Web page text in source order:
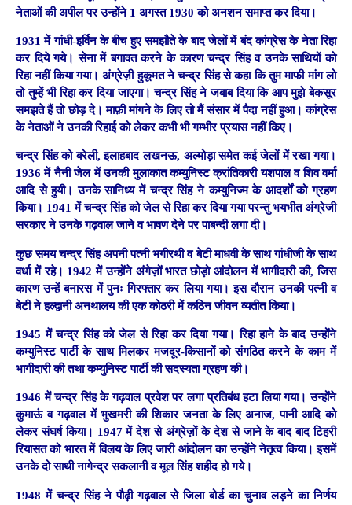
नेताओं की अपील पर उन्होंने 1 अगस्त 1930 को अनशन समाप्त कर दिया।
1931 में गांधी-इर्विन के बीच हुए समझौते के बाद जेलों में बंद कांग्रेस के नेता रिहा
कर दिये गये। सेना में बगावत करने के कारण चन्द्र सिंह व उनके साथियों को
रिहा नहीं किया गया। अंग्रेज़ी हुकूमत ने चन्द्र सिंह से कहा कि तुम माफी मांग लो
तो तुम्हें भी रिहा कर दिया जाएगा। चन्द्र सिंह ने जबाब दिया कि आप मुझे बेकसूर
समझते हैं तो छोड़ दे। माफ़ी मांगने के लिए तो मैं संसार में पैदा नहीं हुआ। कांग्रेस
के नेताओं ने उनकी रिहाई को लेकर कभी भी गम्भीर प्रयास नहीं किए।
चन्द्र सिंह को बरेली, इलाहबाद लखनऊ, अल्मोड़ा समेत कई जेलों में रखा गया।
1936 में नैनी जेल में उनकी मुलाकात कम्युनिस्ट क्रांतिकारी यशपाल व शिव वर्मा
आदि से हुयी। उनके सानिध्य में चन्द्र सिंह ने कम्युनिज्म के आदर्शों को ग्रहण
किया। 1941 में चन्द्र सिंह को जेल से रिहा कर दिया गया परन्तु भयभीत अंग्रेजी
सरकार ने उनके गढ़वाल जाने व भाषण देने पर पाबन्दी लगा दी।
कुछ समय चन्द्र सिंह अपनी पत्नी भगीरथी व बेटी माधवी के साथ गांधीजी के साथ
वर्धा में रहे। 1942 में उन्होंने अंगेज़ों भारत छोड़ो आंदोलन में भागीदारी की, जिस
कारण उन्हें बनारस में पुनः गिरफ्तार कर लिया गया। इस दौरान उनकी पत्नी व
बेटी ने हल्द्वानी अनथालय की एक कोठरी में कठिन जीवन व्यतीत किया।
1945 में चन्द्र सिंह को जेल से रिहा कर दिया गया। रिहा हाने के बाद उन्होंने
कम्युनिस्ट पार्टी के साथ मिलकर मजदूर-किसानों को संगठित करने के काम में
भागीदारी की तथा कम्युनिस्ट पार्टी की सदस्यता ग्रहण की।
1946 में चन्द्र सिंह के गढ़वाल प्रवेश पर लगा प्रतिबंध हटा लिया गया। उन्होंने
कुमाऊं व गढ़वाल में भुखमरी की शिकार जनता के लिए अनाज, पानी आदि को
लेकर संघर्ष किया। 1947 में देश से अंग्रेज़ों के देश से जाने के बाद बाद टिहरी
रियासत को भारत में विलय के लिए जारी आंदोलन का उन्होंने नेतृत्व किया। इसमें
उनके दो साथी नागेन्द्र सकलानी व मूल सिंह शहीद हो गये।
1948 में चन्द्र सिंह ने पौढ़ी गढ़वाल से जिला बोर्ड का चुनाव लड़ने का निर्णय